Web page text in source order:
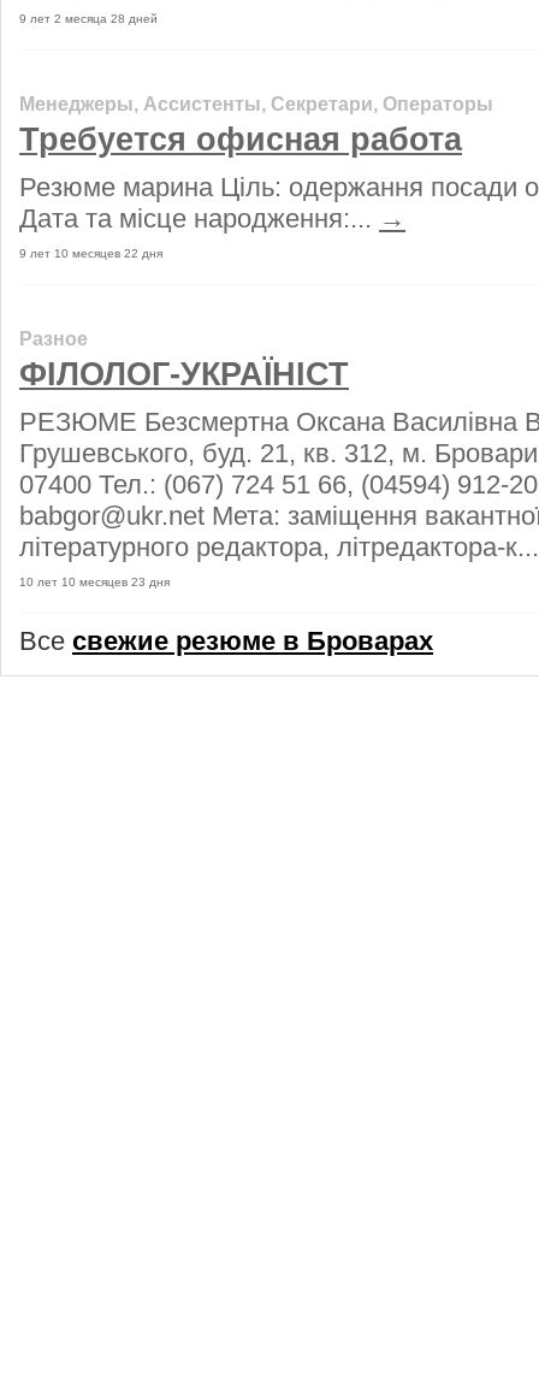
9 лет 2 месяца 28 дней
Менеджеры, Ассистенты, Секретари, Операторы
Требуется офисная работа
Резюме марина Ціль: одержання посади
Дата та місце народження:... →
9 лет 10 месяцев 22 дня
Разное
ФІЛОЛОГ-УКРАЇНІСТ
РЕЗЮМЕ Безсмертна Оксана Василівна
Грушевського, буд. 21, кв. 312, м.
07400 Тел.: (067) 724 51 66, (04594) 912-
babgor@ukr.net Мета: заміщення
літературного редактора, літредактора-
10 лет 10 месяцев 23 дня
Все свежие резюме в Броварах